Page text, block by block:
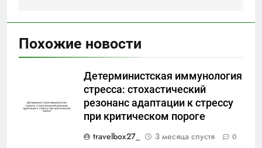
Похожие новости
Детерминистская иммунология
стресса: стохастический
резонанс адаптации к стрессу
при критическом пороге
travelbox27_
3 месяца спустя 0